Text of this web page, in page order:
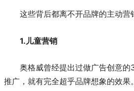
这些背后都离不开品牌的主动营
1. 儿童营销
奥格威曾经提出过做广告创意
推广，就有完全超乎品牌想象的效果。